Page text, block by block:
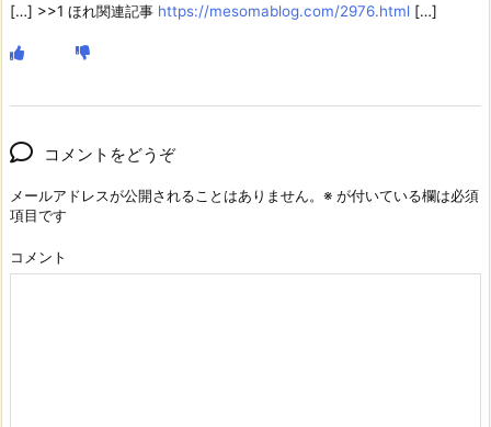
[…] >>1 ほれ関連記事 https://mesomablog.com/2976.html […]
コメントをどうぞ
メールアドレスが公開されることはありません。 ※ が付いている欄は必須
項目です
コメント